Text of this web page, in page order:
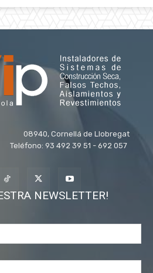
Cornellá de Llobregat
93 492 39 51 - 692 057
NEWSLETTER!